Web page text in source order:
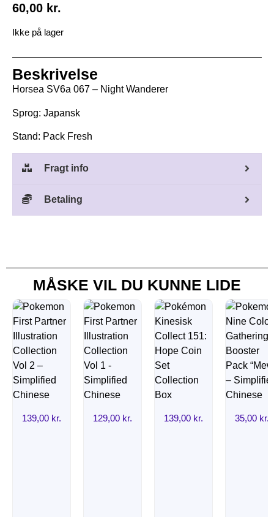
60,00 kr.
Ikke på lager
Beskrivelse
Horsea SV6a 067 – Night Wanderer
Sprog: Japansk
Stand: Pack Fresh
Fragt info
Betaling
MÅSKE VIL DU KUNNE LIDE
139,00 kr. 129,00 kr. 139,00 kr. 35,00 kr.